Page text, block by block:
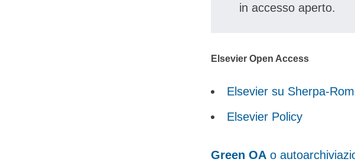
in accesso aperto.
Elsevier Open Access
Elsevier su Sherpa-
Elsevier Policy
Green OA o